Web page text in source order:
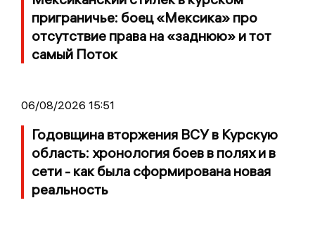
приграничье: боец «Мексика» про
отсутствие права на «заднюю» и тот
самый Поток
06/08/2026 15:51
Годовщина вторжения ВСУ в Курскую
область: хронология боев в полях и в
сети - как была сформирована новая
реальность